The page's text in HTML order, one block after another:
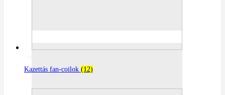
Kazettás fan-coilok (12)